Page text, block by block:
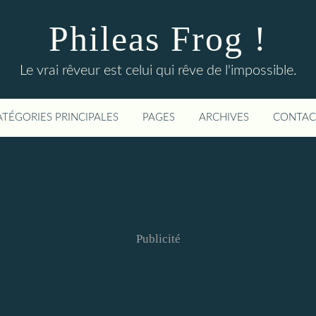
Phileas Frog !
Le vrai rêveur est celui qui rêve de l'impossible.
PRINCIPALES PAGES ARCHIVES
Publicité